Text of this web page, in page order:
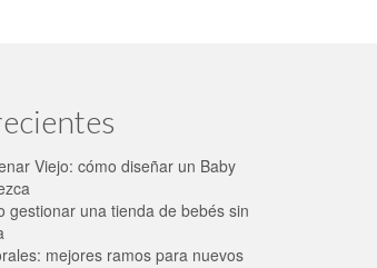
Viejo: cómo diseñar un Baby
gestionar una tienda de bebés sin
mejores ramos para nuevos